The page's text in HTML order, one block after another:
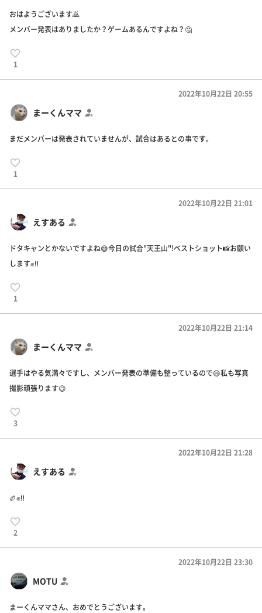
おはようございます🙇
メンバー発表はありましたか？ゲームあるんですよね？🤔
1
まーくんママ
2022年10月22日 20:55
まだメンバーは発表されていませんが、試合はあるとの事です。
1
えすある
2022年10月22日 21:01
ドタキャンとかないですよね😅今日の試合"天王山"!ベストショット📸お願い
します✊‼️
1
まーくんママ
2022年10月22日 21:14
選手はやる気満々ですし、メンバー発表の準備も整っているので😄私も写真
撮影頑張ります😉
3
えすある
2022年10月22日 21:28
🏉✊‼️
2
MOTU
2022年10月22日 23:30
まーくんママさん、おめでとうございます。